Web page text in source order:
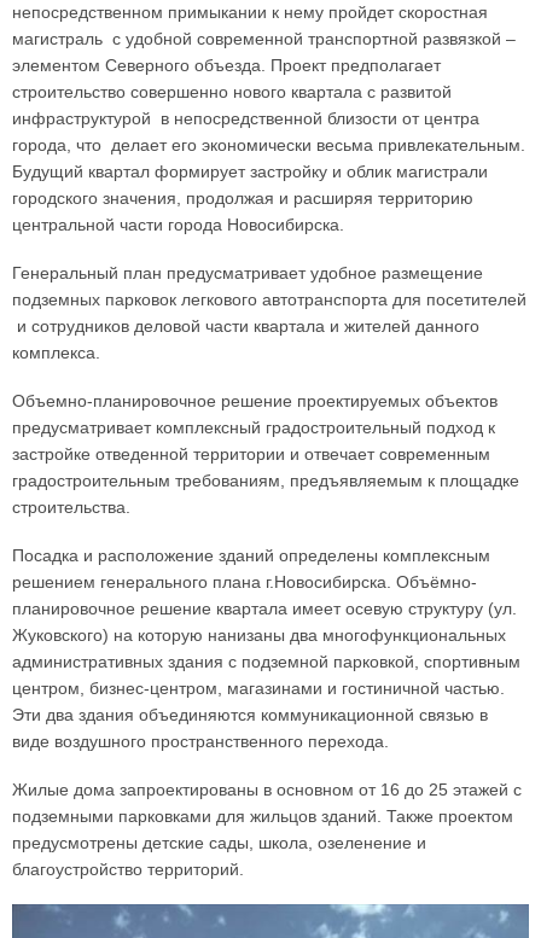
непосредственном примыкании к нему пройдет скоростная
магистраль с удобной современной транспортной развязкой –
элементом Северного объезда. Проект предполагает
строительство совершенно нового квартала с развитой
инфраструктурой в непосредственной близости от центра
города, что делает его экономически весьма привлекательным.
Будущий квартал формирует застройку и облик магистрали
городского значения, продолжая и расширяя территорию
центральной части города Новосибирска.
Генеральный план предусматривает удобное размещение
подземных парковок легкового автотранспорта для посетителей
и сотрудников деловой части квартала и жителей данного
комплекса.
Объемно-планировочное решение проектируемых объектов
предусматривает комплексный градостроительный подход к
застройке отведенной территории и отвечает современным
градостроительным требованиям, предъявляемым к площадке
строительства.
Посадка и расположение зданий определены комплексным
решением генерального плана г.Новосибирска. Объёмно-
планировочное решение квартала имеет осевую структуру (ул.
Жуковского) на которую нанизаны два многофункциональных
административных здания с подземной парковкой, спортивным
центром, бизнес-центром, магазинами и гостиничной частью.
Эти два здания объединяются коммуникационной связью в
виде воздушного пространственного перехода.
Жилые дома запроектированы в основном от 16 до 25 этажей с
подземными парковками для жильцов зданий. Также проектом
предусмотрены детские сады, школа, озеленение и
благоустройство территорий.